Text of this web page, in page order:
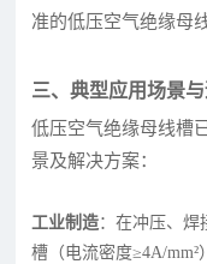
准的低压空气绝缘母
三、典型应用场景
低压空气绝缘母线槽
景及解决方案：
工业制造：在冲压、焊
槽（电流密度≥4A/mm²